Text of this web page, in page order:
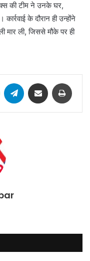
की टीम ने उनके घर,
के दौरान ही उन्होंने
मार ली, जिससे मौके पर ही
WhatsAppTelegram Share via Email